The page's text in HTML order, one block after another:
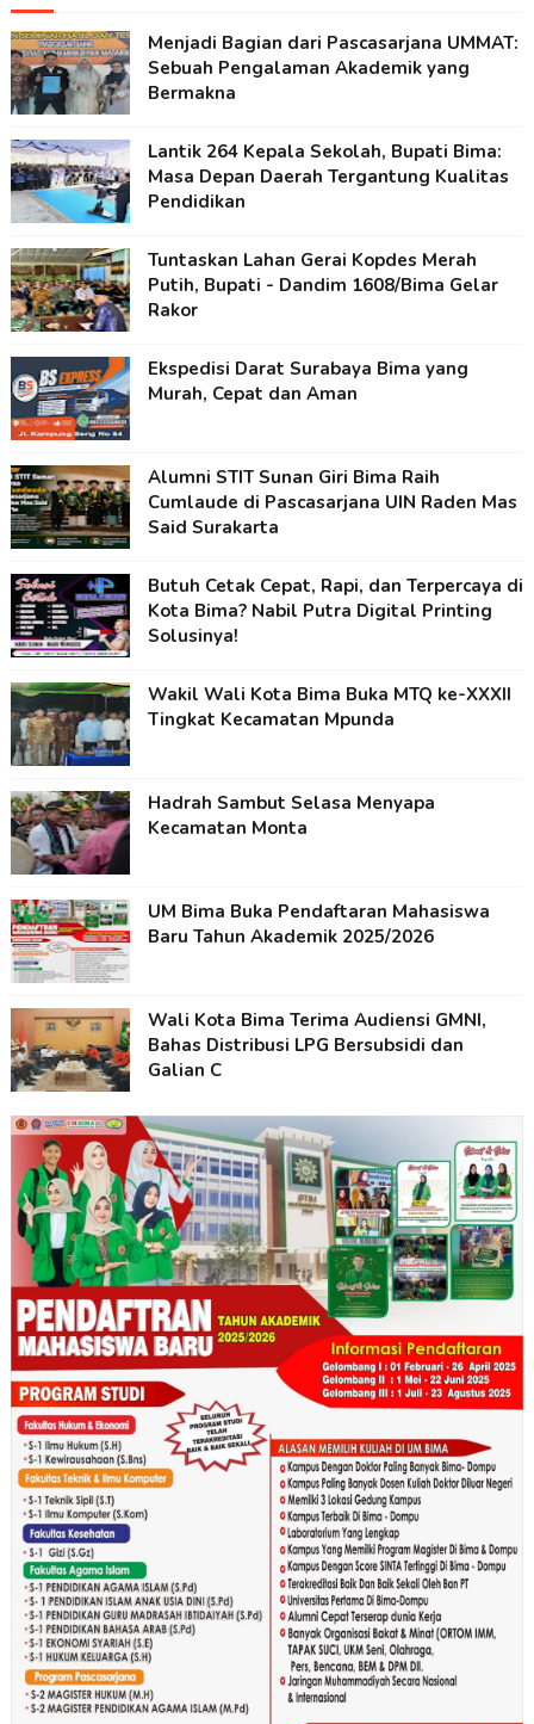
Menjadi Bagian dari Pascasarjana UMMAT:
Sebuah Pengalaman Akademik yang
Bermakna
Lantik 264 Kepala Sekolah, Bupati Bima:
Masa Depan Daerah Tergantung Kualitas
Pendidikan
Tuntaskan Lahan Gerai Kopdes Merah
Putih, Bupati - Dandim 1608/Bima Gelar
Rakor
Ekspedisi Darat Surabaya Bima yang
Murah, Cepat dan Aman
Alumni STIT Sunan Giri Bima Raih
Cumlaude di Pascasarjana UIN Raden Mas
Said Surakarta
Butuh Cetak Cepat, Rapi, dan Terpercaya di
Kota Bima? Nabil Putra Digital Printing
Solusinya!
Wakil Wali Kota Bima Buka MTQ ke-XXXII
Tingkat Kecamatan Mpunda
Hadrah Sambut Selasa Menyapa
Kecamatan Monta
UM Bima Buka Pendaftaran Mahasiswa
Baru Tahun Akademik 2025/2026
Wali Kota Bima Terima Audiensi GMNI,
Bahas Distribusi LPG Bersubsidi dan
Galian C